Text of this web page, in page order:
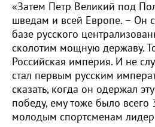
«Затем Петр Великий под
шведам и всей Европе. – Он
базе русского
сколотим мощную державу.
Российская империя. И не
стал первым русским
сказать, когда он одержал
победу, ему тоже было всего
молодым спортсменам